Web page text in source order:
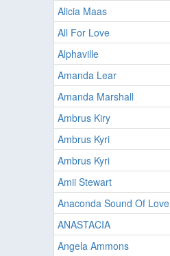
Alicia Maas
All For Love
Alphaville
Amanda Lear
Amanda Marshall
Ambrus Kiry
Ambrus Kyri
Ambrus Kyri
Amii Stewart
Anaconda Sound Of Love
ANASTACIA
Angela Ammons